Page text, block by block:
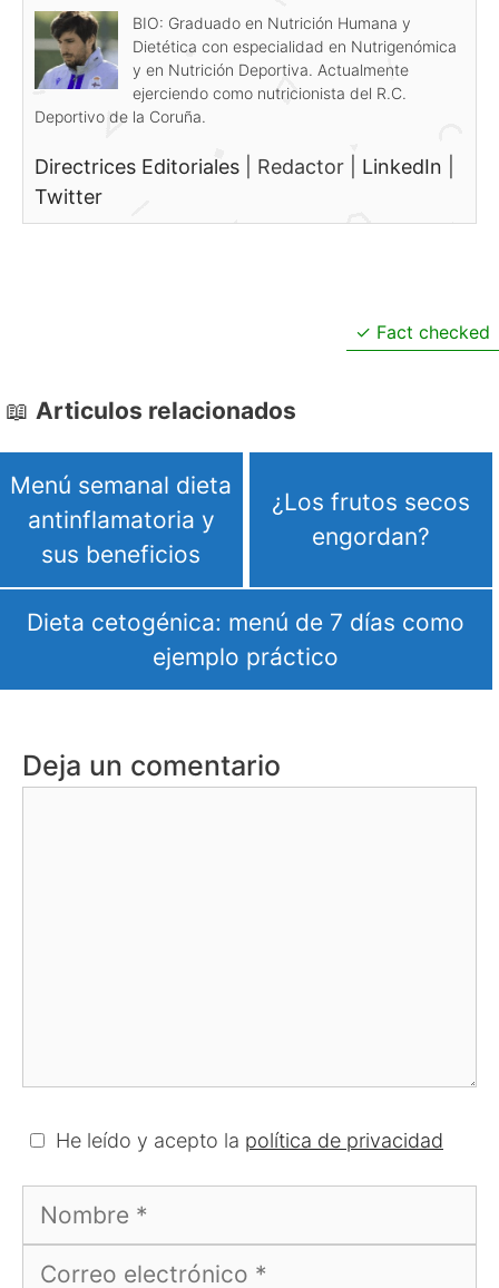
BIO: Graduado en Nutrición Humana y
Dietética con especialidad en Nutrigenómica
y en Nutrición Deportiva. Actualmente
ejerciendo como nutricionista del R.C.
Deportivo de la Coruña.
Directrices Editoriales Redactor LinkedIn
Twitter
Fact checked
Articulos relacionados
Menú semanal dieta
antinflamatoria y
sus beneficios
¿Los frutos secos
engordan?
Dieta cetogénica: menú de 7 días como
ejemplo práctico
Deja un comentario
He leído y acepto la política de privacidad